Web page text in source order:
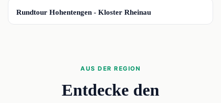
📍
Rundtour Hohentengen - Kloster Rheinau
AUS DER REGION
Entdecke den